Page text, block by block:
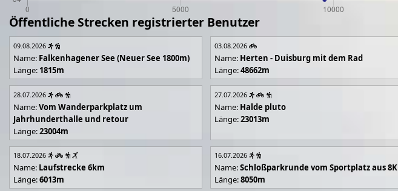
Öffentliche Strecken registrierter Benutzer
09.08.2026
Name: Falkenhagener See (Neuer See 1800m)
Länge: 1815m
03.08.2026
Name: Herten - Duisburg mit dem Rad
Länge:48662m
28.07.2026
Name:Vom Wanderparkplatz um
Jahrhunderthalle und retour
Länge:23004m
27.07.2026
Name: Halde pluto
Länge:23013m
18.07.2026
Name: Laufstrecke 6km
Länge:6013m
16.07.2026
Name:Schloßparkrunde vom Sportplatz aus 8K
Länge:8050m